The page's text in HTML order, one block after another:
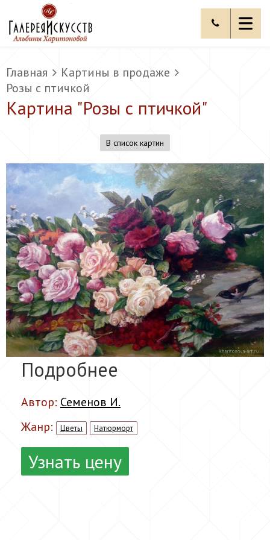
Главная
Картины в продаже
Розы с птичкой
Картина "Розы с птичкой"
В список картин
Подробнее
Автор: Семенов И.
Жанр:
Цветы Натюрморт
Узнать цену